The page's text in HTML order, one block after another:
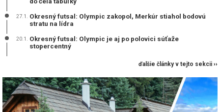
27.1. Okresný futsal: Olympic zakopol, Merkúr stiahol bodovú
stratu na lídra
20.1. Okresný futsal: Olympic je aj po polovici súťaže
stopercentný
ďalšie články v tejto sekcii ››